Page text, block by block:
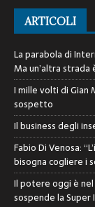
ARTICOLI
La parabola di
Ma un’altra strada
I mille volti di Gian
sospetto
Il business degli
Fabio Di Venosa:
bisogna cogliere i
Il potere oggi è nel
sospende la